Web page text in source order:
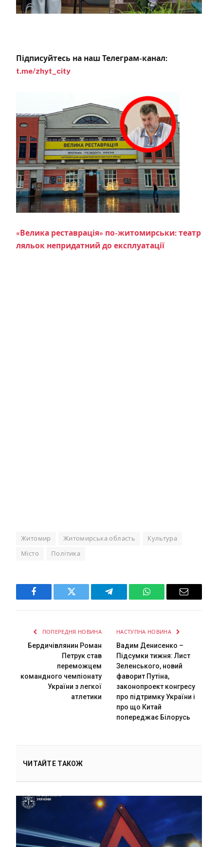
Підписуйтесь на наш Телеграм-канал:
t.me/zhyt_city
«Велика реставрація» по-житомирськи: театр
ляльок непридатний до експлуатації
Житомир Житомирська область Культура
Місто Політика
Facebook Twitter Telegram WhatsAppEmail
ПОПЕРЕДНЯ НОВИНА
Бердичівлянин Роман
Петрук став
переможцем
командного чемпіонату
України з легкої
атлетики
НАСТУПНА НОВИНА
Вадим Денисенко –
Підсумки тижня: Лист
Зеленського, новий
фаворит Путіна,
законопроект конгресу
про підтримку України і
про що Китай
попереджає Білорусь
ЧИТАЙТЕ ТАКОЖ